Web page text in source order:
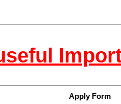
Apply Form